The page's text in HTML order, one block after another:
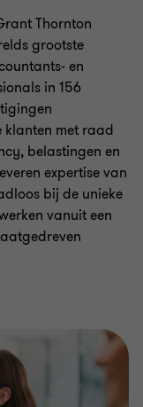
Thornton
grootste
en
in 156
klanten met raad
belastingen en
expertise van
bij de unieke
vanuit een